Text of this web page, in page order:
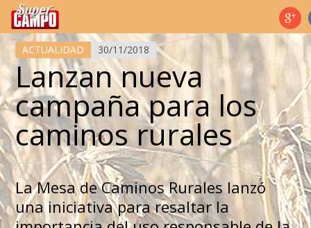
Temas de hoy
ACTUALIDAD 30/11/2018
Lanzan nueva
campaña para los
caminos rurales
La Mesa de Caminos Rurales lanzó
una iniciativa para resaltar la